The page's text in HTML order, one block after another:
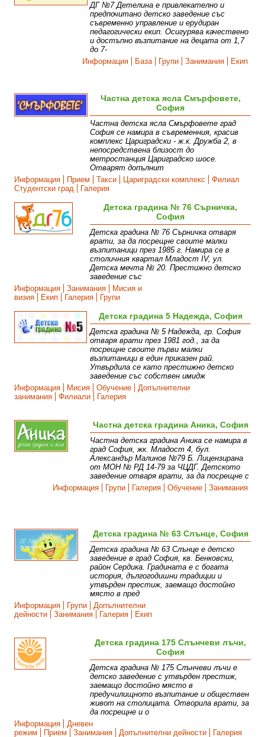
ДГ №7 Детелина е привлекателно и
предпочитано детско заведение със
съвременно управление и ерудиран
педагогически екип. Осигурява качествено
и достъпно възпитание на децата от 1,7
до 7-
Информация
База Групи Занимания Екип
Частна детска ясла Смърфовете,
София
Частна детска ясла Смърфовете град
София се намира в съвременния, красив
комплекс Цариградски - ж.к. Дружба 2, в
непосредствена близост до
метростанция Цариградско шосе.
Отварят допълнит
Информация
Прием Такси Цариградски комплекс
Филиал
Студентски град
Галерия
Детска градина № 76 Сърничка,
София
Детска градина № 76 Сърничка отваря
врати, за да посрещне своите малки
възпитаници през 1985 г. Намира се в
столичния квартал Младост IV, ул.
Детска мечта № 20. Престижно детско
заведение със
Информация
Занимания
Мисия и
визия
Екип Галерия Групи
Детска градина 5 Надежда, София
Детска градина № 5 Надежда, гр. София
отваря врати през 1981 год., за да
посрещне своите първи малки
възпитаници в един приказен рай.
Утвърдила се като престижно детско
заведение със собствен имидж
Информация
Мисия Обучение
Допълнителни
занимания
Филиали Галерия
Частна детска градина Аника, София
Частна детска градина Аника се намира в
град София, жк. Младост 4, бул.
Александър Малинов №79 Б. Лицензирана
от МОН № РД 14-79 за ЧЦДГ. Детското
заведение отваря врати, за да посрещне с
Информация
Групи Галерия Обучение Занимания
Детска градина № 63 Слънце, София
Детска градина № 63 Слънце е детско
заведение в град София, кв. Бенковски,
район Сердика. Градината е с богата
история, дългогодишни традиции и
утвърден престиж, заемащо достойно
място в пред
Информация
Групи
Допълнителни
дейности
Занимания Галерия Екип
Детска градина 175 Слънчеви лъчи,
София
Детска градина № 175 Слънчеви лъчи e
детско заведение с утвърден престиж,
заемащо достойно място в
предучилищното възпитание и обществен
живот на столицата. Отворила врати, за
да посрещне и о
Информация
Дневен
режим
Прием Занимания Допълнителни дейности Галерия